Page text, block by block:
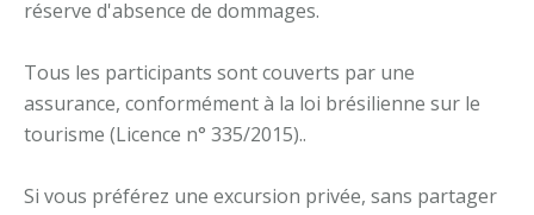
réserve d'absence de dommages.
Tous les participants sont couverts par une
assurance, conformément à la loi brésilienne sur le
tourisme (Licence n° 335/2015)..
Si vous préférez une excursion privée, sans partager